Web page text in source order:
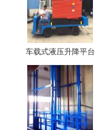
车载式液压升降平台